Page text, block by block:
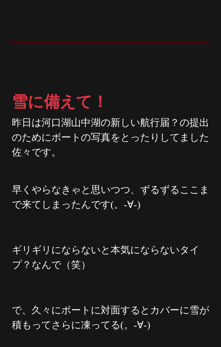
雪に備えて！
昨日は河口湖山中湖の新しい航行届？の提出
のためにボートの写真をとったりしてました
佐々です。
早くやらなきゃと思いつつ、ずるずるここま
で来てしまったんです(。-∀-)
ギリギリにならないと本気にならないタイ
プ？なんで（笑）
で、久々にボートに対面するとカバーに雪が
積もってさらに凍ってる(。-∀-)